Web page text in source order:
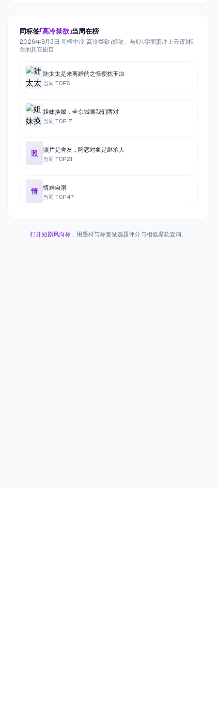
同标签「高冷禁欲」当周在榜
2026年8月3日 周榜中带「高冷禁欲」标签、与《八零肥妻冲上云霄》相
关的其它剧目
陆太太是来离婚的之慵便枕玉凉
当周 TOP8
姐妹换嫁，全京城嗑我们两对
当周 TOP17
照 照片是舍友，网恋对象是继承人
当周 TOP21
情 情难自溺
当周 TOP47
打开短剧风向标 ，用题材与标签做选题评分与相似爆款查询。